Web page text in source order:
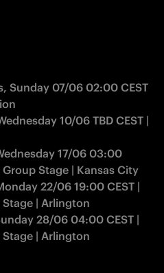
Sunday 07/06 02:00 CEST
10/06 TBD CEST |
17/06 03:00
Stage | Kansas City
22/06 19:00 CEST |
| Arlington
28/06 04:00 CEST |
| Arlington